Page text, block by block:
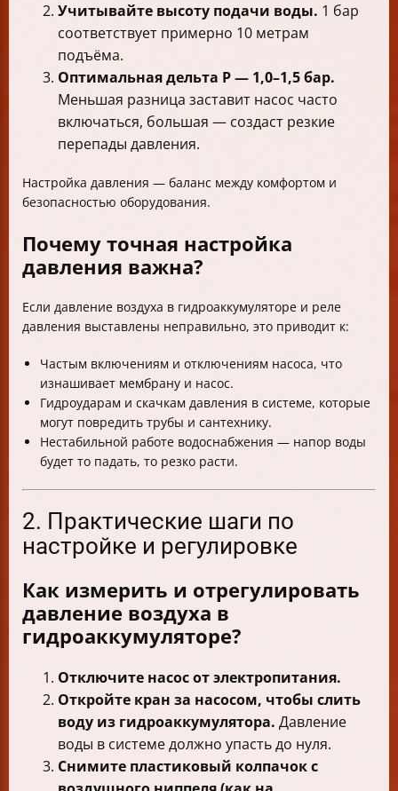
Учитывайте высоту подачи воды. 1 бар
соответствует примерно 10 метрам
подъёма.
Оптимальная дельта Р — 1,0–1,5 бар.
Меньшая разница заставит насос часто
включаться, большая — создаст резкие
перепады давления.
Настройка давления — баланс между комфортом и
безопасностью оборудования.
Почему точная настройка
давления важна?
Если давление воздуха в гидроаккумуляторе и реле
давления выставлены неправильно, это приводит к:
Частым включениям и отключениям насоса, что
изнашивает мембрану и насос.
Гидроударам и скачкам давления в системе, которые
могут повредить трубы и сантехнику.
Нестабильной работе водоснабжения — напор воды
будет то падать, то резко расти.
2. Практические шаги по
настройке и регулировке
Как измерить и отрегулировать
давление воздуха в
гидроаккумуляторе?
Отключите насос от электропитания.
Откройте кран за насосом, чтобы слить
воду из гидроаккумулятора. Давление
воды в системе должно упасть до нуля.
Снимите пластиковый колпачок с